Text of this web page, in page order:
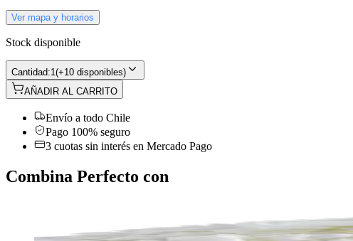
Ver mapa y horarios
Stock disponible
Cantidad:1(+10 disponibles)
AÑADIR AL CARRITO
Envío a todo Chile
Pago 100% seguro
3 cuotas sin interés en Mercado Pago
Combina Perfecto con